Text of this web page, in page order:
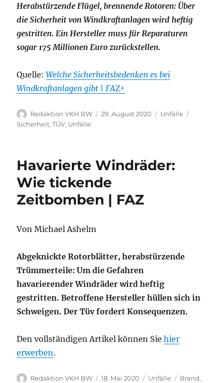
Herabstürzende Flügel, brennende Rotoren: Über
die Sicherheit von Windkraftanlagen wird heftig
gestritten. Ein Hersteller muss für Reparaturen
sogar 175 Millionen Euro zurückstellen.
Quelle:Welche Sicherheitsbedenken es bei
Windkraftanlagen gibt | FAZ+
Autor
Redaktion VKH BW
Veröffentlicht
29. August 2020 Kategorien
Unfälle
Sicherheit,TÜV, Unfälle
Havarierte Windräder:
Wie tickende
Zeitbomben | FAZ
Von Michael Ashelm
Abgeknickte Rotorblätter, herabstürzende
Trümmerteile: Um die Gefahren
havarierender Windräder wird heftig
gestritten. Betroffene Hersteller hüllen sich in
Schweigen. Der Tüv fordert Konsequenzen.
Den vollständigen Artikel können Siehier
erwerben.
Autor
Redaktion VKH BW
Veröffentlicht
18. Mai 2020 Kategorien
Unfälle Brand,